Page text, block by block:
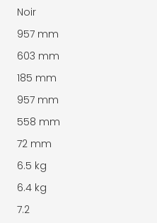
Noir
957 mm
603 mm
185 mm
957 mm
558 mm
72 mm
6.5 kg
6.4 kg
7.2